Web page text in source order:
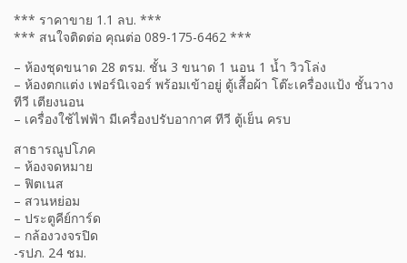
*** ราคาขาย 1.1 ลบ. ***
*** สนใจติดต่อ คุณต่อ 089-175-6462 ***
– ห้องชุดขนาด 28 ตรม. ชั้น 3 ขนาด 1 นอน 1 น้ำ วิวโล่ง
– ห้องตกแต่ง เฟอร์นิเจอร์ พร้อมเข้าอยู่ ตู้เสื้อผ้า โต๊ะเครื่องแป้ง ชั้นวาง
ทีวี เตียงนอน
– เครื่องใช้ไฟฟ้า มีเครื่องปรับอากาศ ทีวี ตู้เย็น ครบ
สาธารณูปโภค
– ห้องจดหมาย
– ฟิตเนส
– สวนหย่อม
– ประตูคีย์การ์ด
– กล้องวงจรปิด
-รปภ. 24 ชม.